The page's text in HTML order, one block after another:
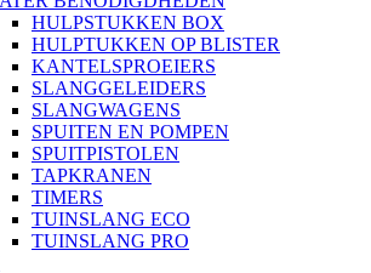
HULPSTUKKEN BOX
HULPTUKKEN OP BLISTER
KANTELSPROEIERS
SLANGGELEIDERS
SLANGWAGENS
SPUITEN EN POMPEN
SPUITPISTOLEN
TAPKRANEN
TIMERS
TUINSLANG ECO
TUINSLANG PRO